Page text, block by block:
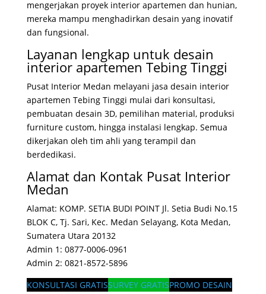
mengerjakan proyek interior apartemen dan hunian,
mereka mampu menghadirkan desain yang inovatif
dan fungsional.
Layanan lengkap untuk desain
interior apartemen Tebing Tinggi
Pusat Interior Medan melayani jasa desain interior
apartemen Tebing Tinggi mulai dari konsultasi,
pembuatan desain 3D, pemilihan material, produksi
furniture custom, hingga instalasi lengkap. Semua
dikerjakan oleh tim ahli yang terampil dan
berdedikasi.
Alamat dan Kontak Pusat Interior
Medan
Alamat: KOMP. SETIA BUDI POINT Jl. Setia Budi No.15
BLOK C, Tj. Sari, Kec. Medan Selayang, Kota Medan,
Sumatera Utara 20132
Admin 1: 0877-0006-0961
Admin 2: 0821-8572-5896
KONSULTASI GRATISSURVEY GRATISPROMO DESAIN